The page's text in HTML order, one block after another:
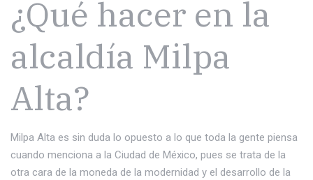
¿Qué hacer en la
alcaldía Milpa
Alta?
Milpa Alta es sin duda lo opuesto a lo que toda la gente piensa
cuando menciona a la Ciudad de México, pues se trata de la
otra cara de la moneda de la modernidad y el desarrollo de la